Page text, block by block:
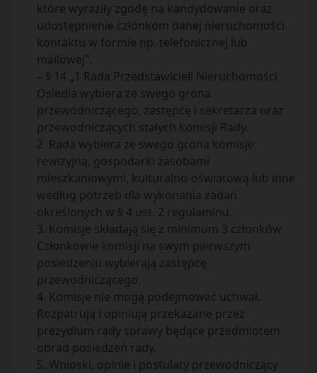
które wyraziły zgodę na kandydowanie oraz
udostępnienie członkom danej nieruchomości
kontaktu w formie np. telefonicznej lub
mailowej”.
– § 14 „1 Rada Przedstawicieli Nieruchomości
Osiedla wybiera ze swego grona
przewodniczącego, zastępcę i sekretarza oraz
przewodniczących stałych komisji Rady.
2. Rada wybiera ze swego grona komisje:
rewizyjną, gospodarki zasobami
mieszkaniowymi, kulturalno-oświatową lub inne
według potrzeb dla wykonania zadań
określonych w § 4 ust. 2 regulaminu.
3. Komisje składają się z minimum 3 członków.
Członkowie komisji na swym pierwszym
posiedzeniu wybierają zastępcę
przewodniczącego.
4. Komisje nie mogą podejmować uchwał.
Rozpatrują i opiniują przekazane przez
prezydium rady sprawy będące przedmiotem
obrad posiedzeń rady.
5. Wnioski, opinie i postulaty przewodniczący